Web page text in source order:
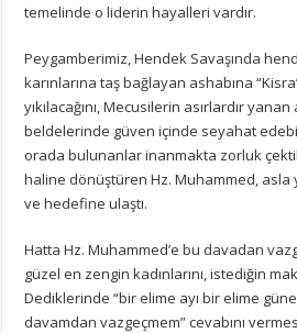
temelinde o liderin hayalleri vardır.
Peygamberimiz, Hendek Savaşında
karınlarına taş bağlayan ashabına
yıkılacağını, Mecusilerin asırlardır
beldelerinde güven içinde seyahat
orada bulunanlar inanmakta zorluk
haline dönüştüren Hz. Muhammed, asla
ve hedefine ulaştı.
Hatta Hz. Muhammed’e bu davadan
güzel en zengin kadınlarını, istediğin
Dediklerinde “bir elime ayı bir elime
davamdan vazgeçmem” cevabını